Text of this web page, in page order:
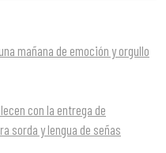
mañana de emoción y orgullo
con la entrega de
sorda y lengua de señas